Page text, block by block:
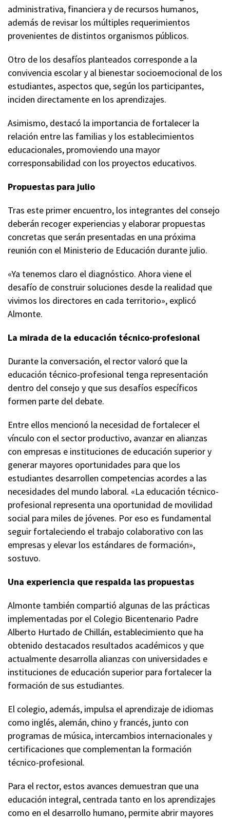
administrativa, financiera y de recursos humanos,
además de revisar los múltiples requerimientos
provenientes de distintos organismos públicos.
Otro de los desafíos planteados corresponde a la
convivencia escolar y al bienestar socioemocional de los
estudiantes, aspectos que, según los participantes,
inciden directamente en los aprendizajes.
Asimismo, destacó la importancia de fortalecer la
relación entre las familias y los establecimientos
educacionales, promoviendo una mayor
corresponsabilidad con los proyectos educativos.
Propuestas para julio
Tras este primer encuentro, los integrantes del consejo
deberán recoger experiencias y elaborar propuestas
concretas que serán presentadas en una próxima
reunión con el Ministerio de Educación durante julio.
«Ya tenemos claro el diagnóstico. Ahora viene el
desafío de construir soluciones desde la realidad que
vivimos los directores en cada territorio», explicó
Almonte.
La mirada de la educación técnico-profesional
Durante la conversación, el rector valoró que la
educación técnico-profesional tenga representación
dentro del consejo y que sus desafíos específicos
formen parte del debate.
Entre ellos mencionó la necesidad de fortalecer el
vínculo con el sector productivo, avanzar en alianzas
con empresas e instituciones de educación superior y
generar mayores oportunidades para que los
estudiantes desarrollen competencias acordes a las
necesidades del mundo laboral. «La educación técnico-
profesional representa una oportunidad de movilidad
social para miles de jóvenes. Por eso es fundamental
seguir fortaleciendo el trabajo colaborativo con las
empresas y elevar los estándares de formación»,
sostuvo.
Una experiencia que respalda las propuestas
Almonte también compartió algunas de las prácticas
implementadas por el Colegio Bicentenario Padre
Alberto Hurtado de Chillán, establecimiento que ha
obtenido destacados resultados académicos y que
actualmente desarrolla alianzas con universidades e
instituciones de educación superior para fortalecer la
formación de sus estudiantes.
El colegio, además, impulsa el aprendizaje de idiomas
como inglés, alemán, chino y francés, junto con
programas de música, intercambios internacionales y
certificaciones que complementan la formación
técnico-profesional.
Para el rector, estos avances demuestran que una
educación integral, centrada tanto en los aprendizajes
como en el desarrollo humano, permite abrir mayores